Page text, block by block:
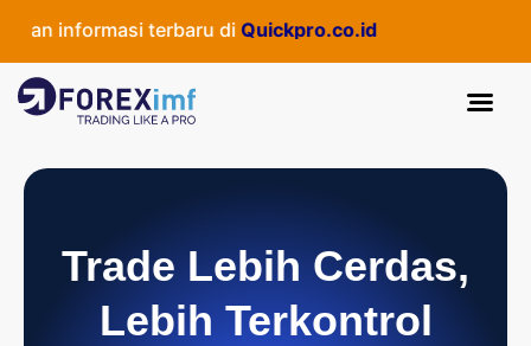
informasi terbaru diQuickpro.co.id
Trade Lebih Cerdas,
Lebih Terkontrol